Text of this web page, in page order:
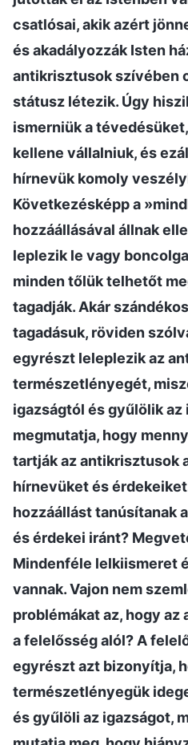
csatlósai, akik azért
és akadályozzák Isten
antikrisztusok szívében
státusz létezik. Úgy
ismerniük a
kellene vállalniuk, és
hírnevük komoly
Következésképp a
hozzáállásával állnak
leplezik le vagy
minden tőlük telhetőt
tagadják. Akár
tagadásuk, röviden
egyrészt leleplezik az
természetlényegét,
igazságtól és gyűlölik
megmutatja, hogy
tartják az antikrisztusok
hírnevüket és
hozzáállást tanúsítanak
és érdekei iránt?
Mindenféle lelkiismeret
vannak. Vajon nem
problémákat az, hogy
a felelősség alól? A
egyrészt azt bizonyítja,
természetlényegük
és gyűlöli az igazságot,